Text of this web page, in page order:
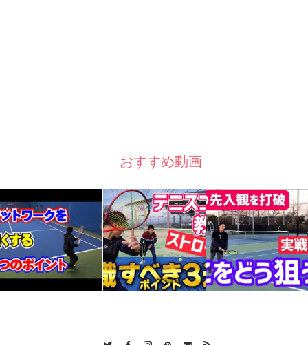
おすすめ動画